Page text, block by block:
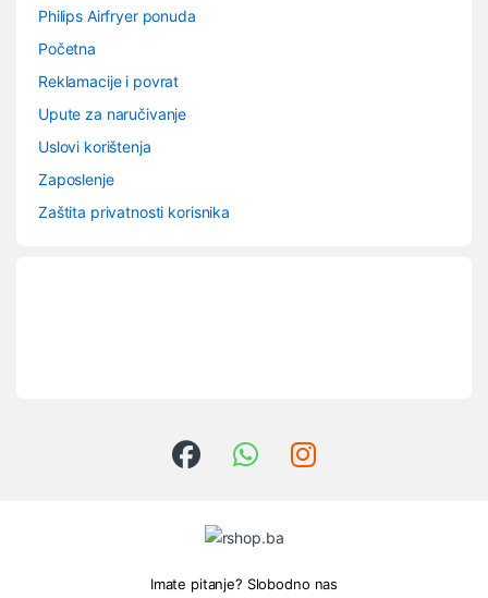
Philips Airfryer ponuda
Početna
Reklamacije i povrat
Upute za naručivanje
Uslovi korištenja
Zaposlenje
Zaštita privatnosti korisnika
Imate pitanje? Slobodno nas